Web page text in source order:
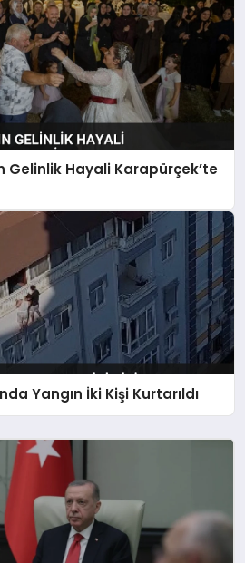
Gelinlik Hayali Karapürçek’te
Yangın İki Kişi Kurtarıldı